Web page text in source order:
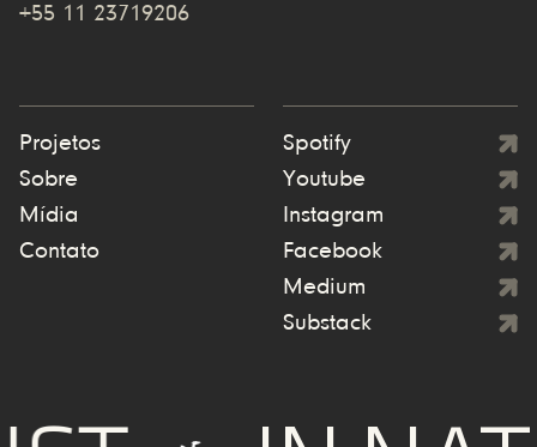
+55 11 23719206
Projetos
Sobre
Mídia
Contato
Spotify
Youtube
Instagram
Facebook
Medium
Substack